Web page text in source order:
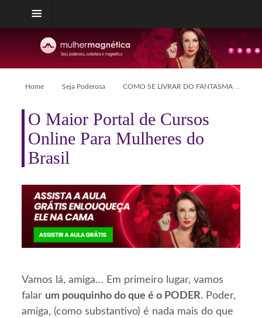
Home Seja Poderosa COMO SE LIVRAR DO FANTASMA DA EX DELE?
O Maior Portal de Cursos
Online Para Mulheres do
Brasil
Vamos lá, amiga… Em primeiro lugar, vamos
falar um pouquinho do que é o PODER. Poder,
amiga, (como substantivo) é nada mais do que